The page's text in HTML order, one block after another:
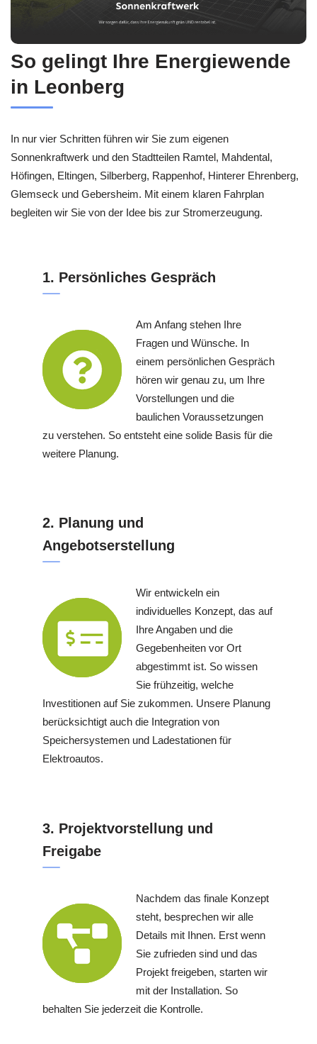
So gelingt Ihre Energiewende
in Leonberg
In nur vier Schritten führen wir Sie zum eigenen
Sonnenkraftwerk und den Stadtteilen Ramtel, Mahdental,
Höfingen, Eltingen, Silberberg, Rappenhof, Hinterer Ehrenberg,
Glemseck und Gebersheim. Mit einem klaren Fahrplan
begleiten wir Sie von der Idee bis zur Stromerzeugung.
1. Persönliches Gespräch
Am Anfang stehen Ihre
Fragen und Wünsche. In
einem persönlichen Gespräch
hören wir genau zu, um Ihre
Vorstellungen und die
baulichen Voraussetzungen
zu verstehen. So entsteht eine solide Basis für die
weitere Planung.
2. Planung und
Angebotserstellung
Wir entwickeln ein
individuelles Konzept, das auf
Ihre Angaben und die
Gegebenheiten vor Ort
abgestimmt ist. So wissen
Sie frühzeitig, welche
Investitionen auf Sie zukommen. Unsere Planung
berücksichtigt auch die Integration von
Speichersystemen und Ladestationen für
Elektroautos.
3. Projektvorstellung und
Freigabe
Nachdem das finale Konzept
steht, besprechen wir alle
Details mit Ihnen. Erst wenn
Sie zufrieden sind und das
Projekt freigeben, starten wir
mit der Installation. So
behalten Sie jederzeit die Kontrolle.